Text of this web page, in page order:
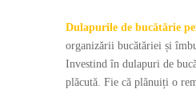
Dulapurile de bucătărie
organizării bucătăriei și
Investind în dulapuri de
plăcută. Fie că plănuiți o